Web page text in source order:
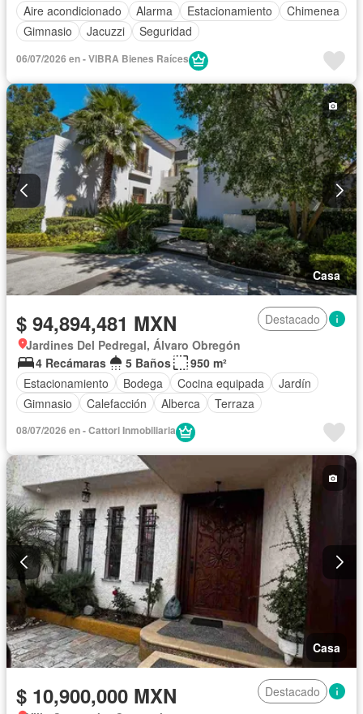
Aire acondicionado
Alarma Estacionamiento
Chimenea
Gimnasio
Jacuzzi Seguridad
06/07/2026 en - VIBRA Bienes Raíces
Casa
$ 94,894,481 MXN
Destacado
Jardines Del Pedregal, Álvaro Obregón
4 Recámaras
5 Baños
950 m²
Estacionamiento
Bodega Cocina equipada
Jardín
Gimnasio
Calefacción Alberca Terraza
08/07/2026 en - Cattori Inmobiliaria
Casa
$ 10,900,000 MXN
Destacado